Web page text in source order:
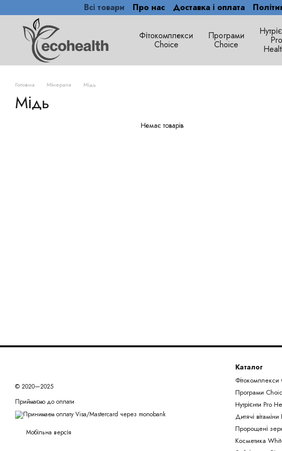
Перейти до основного контенту
Всі товари Про нас Доставка і оплата
Фітокомплекси
Сhoice
Програми
Choice Рro
Головна Мінерали Мідь
Мідь
Немає товарів
© 2020—2025
Приймаємо до оплати
Мобільна версія
Каталог
Програми
Нутрієнти Рro
Дитячі
Пророщені
Косметика